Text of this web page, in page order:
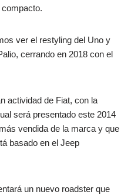
ver el restyling del Uno y
cerrando en 2018 con el
actividad de Fiat, con la
será presentado este 2014
vendida de la marca y que
basado en el Jeep
un nuevo roadster que